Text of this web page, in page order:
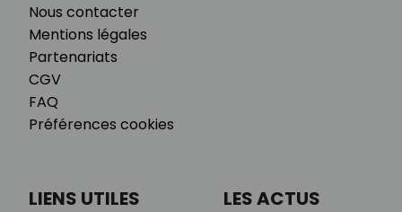
Nous contacter
Mentions légales
Partenariats
CGV
FAQ
Préférences cookies
LIENS UTILES LES ACTUS